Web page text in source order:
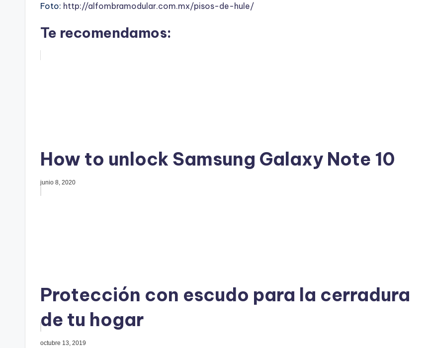
Foto: http://alfombramodular.com.mx/pisos-de-hule/
Te recomendamos:
How to unlock Samsung Galaxy Note 10
junio 8, 2020
Protección con escudo para la cerradura
de tu hogar
octubre 13, 2019